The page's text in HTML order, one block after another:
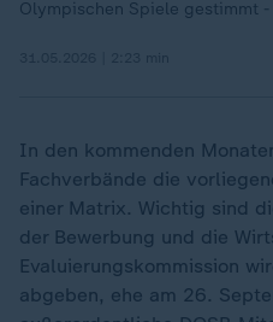
Olympischen Spiele gestimmt
In den kommenden
Fachverbände die
einer Matrix. Wichtig sind
der Bewerbung und die
Evaluierungskommission
abgeben, ehe am 26.